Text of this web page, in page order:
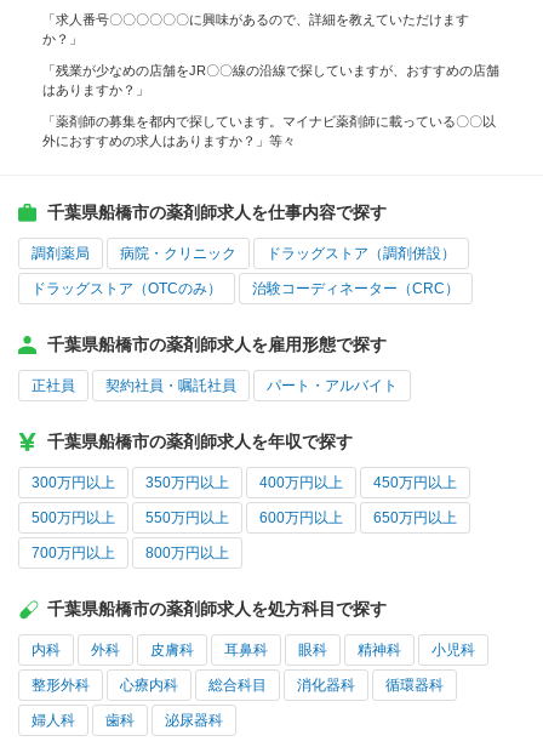
「求人番号〇〇〇〇〇〇に興味があるので、詳細を教えていただけます
か？」
「残業が少なめの店舗をJR〇〇線の沿線で探していますが、おすすめの店舗
はありますか？」
「薬剤師の募集を都内で探しています。マイナビ薬剤師に載っている〇〇以
外におすすめの求人はありますか？」等々
千葉県船橋市の薬剤師求人を仕事内容で探す
調剤薬局 病院・クリニック ドラッグストア（調剤併設）
ドラッグストア（OTCのみ） 治験コーディネーター（CRC）
千葉県船橋市の薬剤師求人を雇用形態で探す
正社員 契約社員・嘱託社員 パート・アルバイト
千葉県船橋市の薬剤師求人を年収で探す
300万円以上 350万円以上 400万円以上 450万円以上
500万円以上 550万円以上 600万円以上 650万円以上
700万円以上 800万円以上
千葉県船橋市の薬剤師求人を処方科目で探す
内科 外科 皮膚科 耳鼻科 眼科 精神科 小児科
整形外科 心療内科 総合科目 消化器科 循環器科
婦人科 歯科 泌尿器科